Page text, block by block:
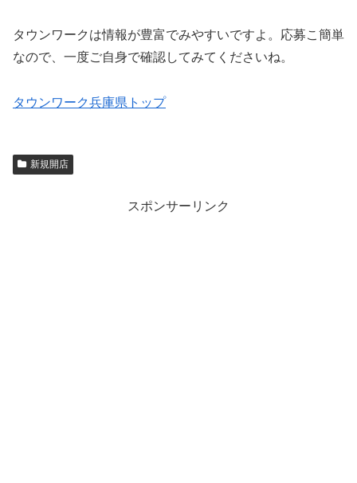
タウンワークは情報が豊富でみやすいですよ。応募こ簡単
なので、一度ご自身で確認してみてくださいね。
タウンワーク兵庫県トップ
新規開店
スポンサーリンク